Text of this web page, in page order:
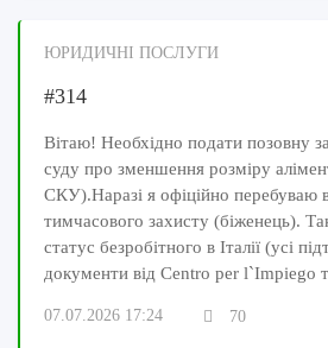
ЮРИДИЧНІ ПОСЛУГИ
#314
Вітаю! Необхідно подати позовну
суду про зменшення розміру
СКУ).Наразі я офіційно перебуваю в
тимчасового захисту (біженець).
статус безробітного в Італії (усі
документи від Centro per l`Impiego
07.07.2026 17:24 70